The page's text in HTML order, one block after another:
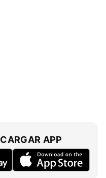
APP